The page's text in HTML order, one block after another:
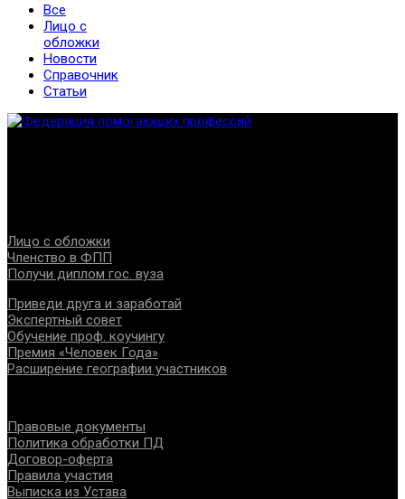
Все
Лицо с
обложки
Новости
Справочник
Статьи
Лицо с обложки
Членство в ФПП
Получи диплом гос. вуза
Приведи друга и заработай
Экспертный совет
Обучение проф. коучингу
Премия «Человек Года»
Расширение географии участников
Правовые документы
Политика обработки ПД
Договор-оферта
Правила участия
Выписка из Устава